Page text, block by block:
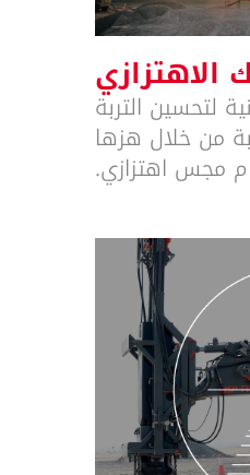
الاهتزازي
لتحسين التربة
من خلال هزها
مجس اهتزازي.